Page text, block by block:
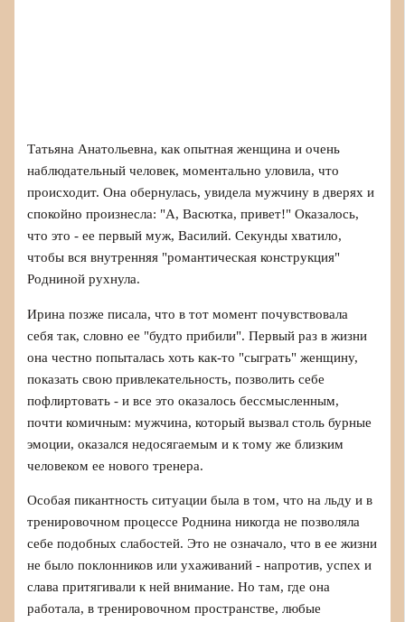
Татьяна Анатольевна, как опытная женщина и очень
наблюдательный человек, моментально уловила, что
происходит. Она обернулась, увидела мужчину в дверях и
спокойно произнесла: "А, Васютка, привет!" Оказалось,
что это - ее первый муж, Василий. Секунды хватило,
чтобы вся внутренняя "романтическая конструкция"
Родниной рухнула.
Ирина позже писала, что в тот момент почувствовала
себя так, словно ее "будто прибили". Первый раз в жизни
она честно попыталась хоть как-то "сыграть" женщину,
показать свою привлекательность, позволить себе
пофлиртовать - и все это оказалось бессмысленным,
почти комичным: мужчина, который вызвал столь бурные
эмоции, оказался недосягаемым и к тому же близким
человеком ее нового тренера.
Особая пикантность ситуации была в том, что на льду и в
тренировочном процессе Роднина никогда не позволяла
себе подобных слабостей. Это не означало, что в ее жизни
не было поклонников или ухаживаний - напротив, успех и
слава притягивали к ней внимание. Но там, где она
работала, в тренировочном пространстве, любые